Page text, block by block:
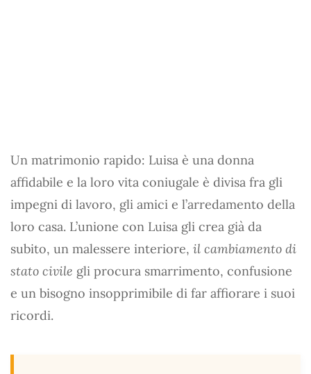
Un matrimonio rapido: Luisa è una donna
affidabile e la loro vita coniugale è divisa fra gli
impegni di lavoro, gli amici e l’arredamento della
loro casa. L’unione con Luisa gli crea già da
subito, un malessere interiore, il cambiamento di
stato civile gli procura smarrimento, confusione
e un bisogno insopprimibile di far affiorare i suoi
ricordi.